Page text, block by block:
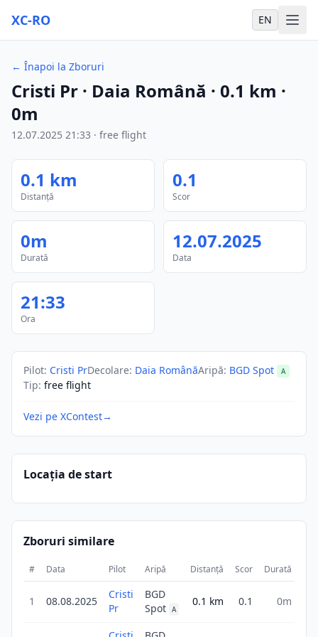
XC-RO EN
← Înapoi la Zboruri
Cristi Pr · Daia Română · 0.1 km ·
0m
12.07.2025 21:33 · free flight
0.1 km
Distanță
0.1
Scor
0m
Durată
12.07.2025
Data
21:33
Ora
Pilot: Cristi PrDecolare: Daia RomânăAripă: BGD Spot A
Tip: free flight
Vezi pe XContest→
Locația de start
Zboruri similare
# Data Pilot Aripă Distanță Scor Durată
1 08.08.2025
Cristi
Pr
BGD
Spot A
0.1 km 0.1 0m